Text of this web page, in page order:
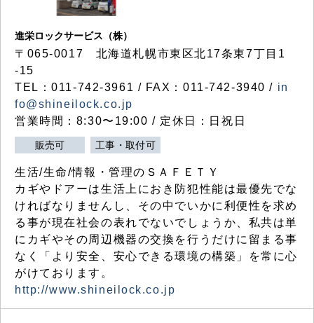
進栄ロックサービス（株）
〒065-0017 北海道札幌市東区北17条東7丁目1
-15
TEL：011-742-3961 / FAX：011-742-3940 / in
fo@shineilock.co.jp
営業時間：8:30〜19:00 / 定休日：日祝日
販売可 工事・取付可
生活/生命/情報・管理のＳＡＦＥＴＹ
カギやドアーは生活上におき防犯性能は最優先でな
ければなりませんし、その中でいかに利便性を求め
る事が現在社会の表れでないでしょうか、私共は単
にカギやその周辺機器の交換を行うだけに留まる事
なく「より安全、安心できる環境の構築」を常に心
がけております。
http://www.shineilock.co.jp